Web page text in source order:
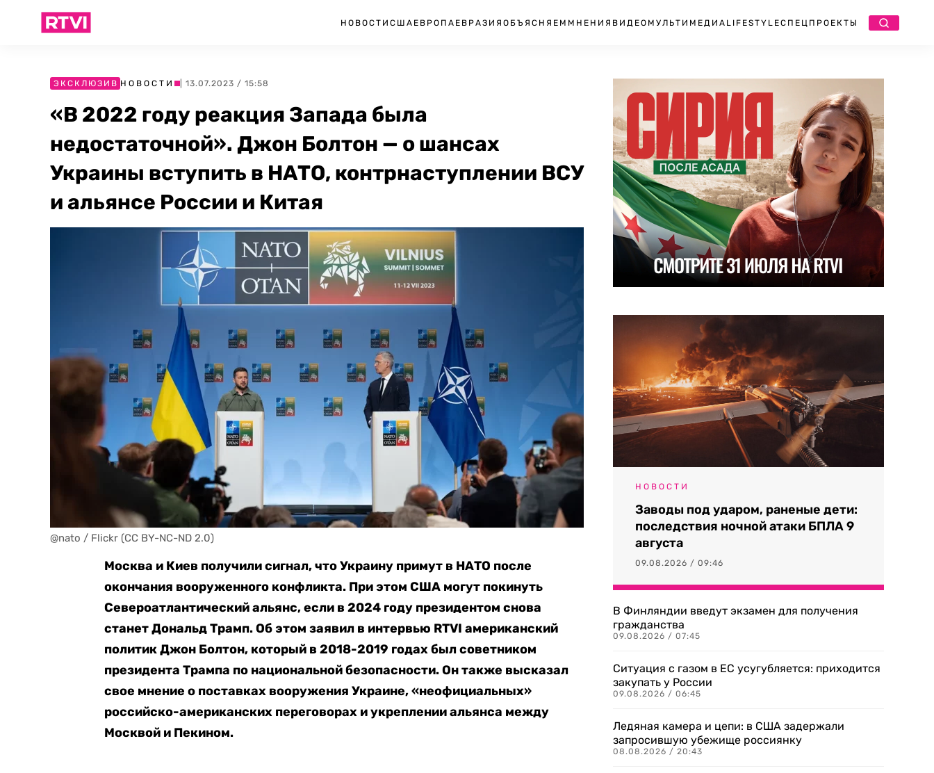
НОВОСТИ США ЕВРОПА ЕВРАЗИЯ ОБЪЯСНЯЕМ МНЕНИЯ ВИДЕО МУЛЬТИМЕДИА LIFESTYLEСПЕЦПРОЕКТЫ
ЭКСКЛЮЗИВ НОВОСТИ | 13.07.2023 / 15:58
«В 2022 году реакция Запада была
недостаточной». Джон Болтон — о шансах
Украины вступить в НАТО, контрнаступлении ВСУ
и альянсе России и Китая
@nato / Flickr (CC BY-NC-ND 2.0)
Москва и Киев получили сигнал, что Украину примут в НАТО после
окончания вооруженного конфликта. При этом США могут покинуть
Североатлантический альянс, если в 2024 году президентом снова
станет Дональд Трамп. Об этом заявил в интервью RTVI американский
политик Джон Болтон, который в 2018-2019 годах был советником
президента Трампа по национальной безопасности. Он также высказал
свое мнение о поставках вооружения Украине, «неофициальных»
российско-американских переговорах и укреплении альянса между
Москвой и Пекином.
НОВОСТИ
Заводы под ударом, раненые дети:
последствия ночной атаки БПЛА 9
августа
09.08.2026 / 09:46
В Финляндии введут экзамен для получения
гражданства
09.08.2026 / 07:45
Ситуация с газом в ЕС усугубляется: приходится
закупать у России
09.08.2026 / 06:45
Ледяная камера и цепи: в США задержали
запросившую убежище россиянку
08.08.2026 / 20:43